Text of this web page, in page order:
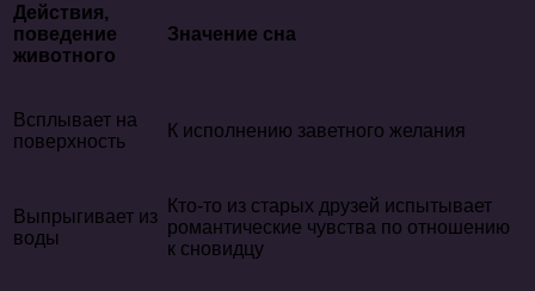
Действия,
поведение
животного
Значение сна
Всплывает на
поверхность
К исполнению заветного желания
Выпрыгивает из
воды
Кто-то из старых друзей испытывает
романтические чувства по отношению
к сновидцу